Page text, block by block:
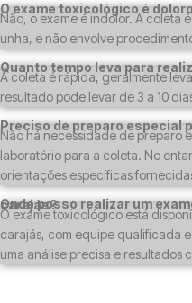
O exame toxicológico é
Não, o exame é indolor. A coleta
unha, e não envolve
Quanto tempo leva para
A coleta é rápida, geralmente
resultado pode levar de 3 a 10
Preciso de preparo especial
Não há necessidade de preparo
laboratório para a coleta. No
orientações específicas
Onde posso realizar um exame toxicológico em Canaã dos carajás?
O exame toxicológico está
carajás, com equipe qualificada
uma análise precisa e resultados